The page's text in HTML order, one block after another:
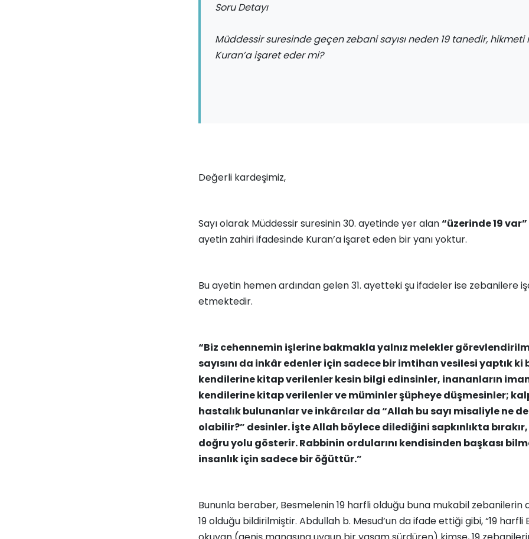
Soru Detayı
Müddessir suresinde geçen zebani sayısı neden 19 tanedir, hikmeti
Kuran’a işaret eder mi?
Değerli kardeşimiz,
Sayı olarak Müddessir suresinin 30. ayetinde yer alan“üzerinde 19 var”
ayetin zahiri ifadesinde Kuran’a işaret eden bir yanı yoktur.
Bu ayetin hemen ardından gelen 31. ayetteki şu ifadeler ise zebanilere
etmektedir.
“Biz cehennemin işlerine bakmakla yalnız melekler
sayısını da inkâr edenler için sadece bir imtihan vesilesi yaptık ki
kendilerine kitap verilenler kesin bilgi edinsinler, inananların
kendilerine kitap verilenler ve müminler şüpheye düşmesinler;
hastalık bulunanlar ve inkârcılar da “Allah bu sayı misaliyle ne
olabilir?” desinler. İşte Allah böylece dilediğini sapkınlıkta
doğru yolu gösterir. Rabbinin ordularını kendisinden başkası
insanlık için sadece bir öğüttür.”
Bununla beraber, Besmelenin 19 harfli olduğu buna mukabil zebanilerin
19 olduğu bildirilmiştir. Abdullah b. Mesud’un da ifade ettiği gibi, “19 harfli